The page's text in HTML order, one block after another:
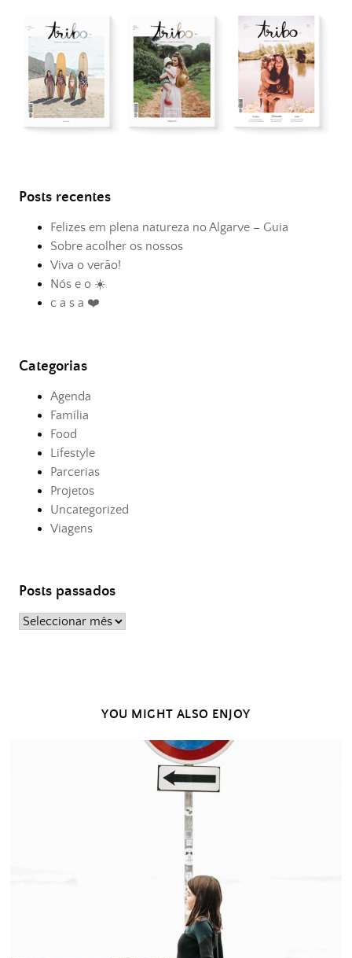
Posts recentes
Felizes em plena natureza no Algarve – Guia
Sobre acolher os nossos
Viva o verão!
Nós e o ☀️
c a s a ❤️
Categorias
Agenda
Família
Food
Lifestyle
Parcerias
Projetos
Uncategorized
Viagens
Posts passados
Posts
YOU MIGHT ALSO ENJOY